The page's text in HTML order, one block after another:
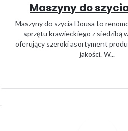
Maszyny do
Maszyny do szycia Dousa to
sprzętu krawieckiego z siedzibą
oferujący szeroki asortyment
jakości. W...